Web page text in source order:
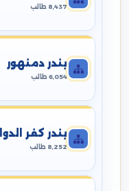
8,437 طالب
بندر دمنهور
6,054 طالب
بندر كفر
8,252 طالب